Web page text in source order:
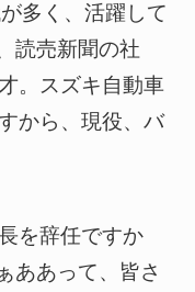
多く、活躍して
読売新聞の社
。スズキ自動車
から、現役、バ
を辞任ですか
ああって、皆さ